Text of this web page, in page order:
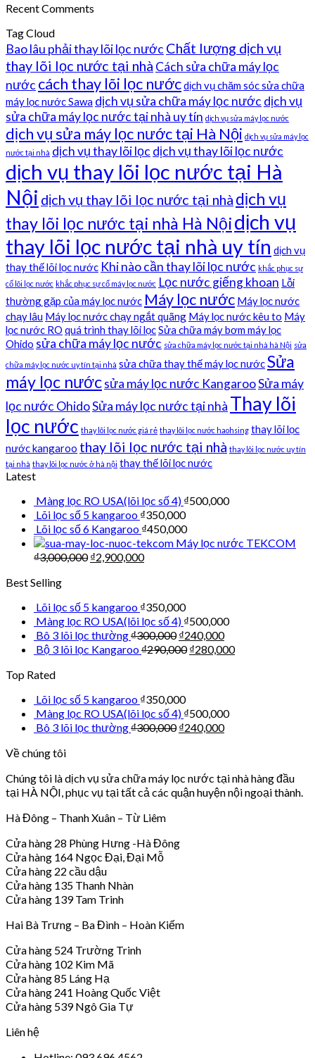
Recent Comments
Tag Cloud
Bao lâu phải thay lõi lọc nước Chất lượng dịch vụ
thay lõi lọc nước tại nhà Cách sửa chữa máy lọc
nước cách thay lõi lọc nướcdịch vụ chăm sóc sửa chữa
máy lọc nước Sawa dịch vụ sửa chữa máy lọc nước dịch vụ
sửa chữa máy lọc nước tại nhà uy tín dịch vụ sửa máy lọc nước
dịch vụ sửa máy lọc nước tại Hà Nội dịch vụ sửa máy lọc
nước tại nhà dịch vụ thay lõi lọc dịch vụ thay lõi lọc nước
dịch vụ thay lõi lọc nước tại Hà
Nội dịch vụ thay lõi lọc nước tại nhà dịch vụ
thay lõi lọc nước tại nhà Hà Nộidịch vụ
thay lõi lọc nước tại nhà uy tín dịch vụ
thay thế lõi lọc nước Khi nào cần thay lõi lọc nước khắc phục sự
cố lõi lọc nước khắc phục sự cố máy lọc nước Lọc nước giếng khoan Lỗi
thường gặp của máy lọc nước Máy lọc nước Máy lọc nước
chạy lâu Máy lọc nước chạy ngắt quãng Máy lọc nước kêu to Máy
lọc nước RO quá trình thay lõi lọcSửa chữa máy bơm máy lọc
Ohido sửa chữa máy lọc nước sửa chữa máy lọc nước tại nhà hà Nội sửa
chữa máy lọc nước uy tín tại nhà sửa chữa thay thế máy lọc nướcSửa
máy lọc nướcsửa máy lọc nước KangarooSửa máy
lọc nước OhidoSửa máy lọc nước tại nhà Thay lõi
lọc nước thay lõi lọc nước giá rẻ thay lõi lọc nước haohsing thay lõi lọc
nước kangaroo thay lõi lọc nước tại nhà thay lõi lọc nước uy tín
tại nhà thay lõi lọc nước ở hà nội thay thế lõi lọc nước
Latest
Màng lọc RO USA(lõi lọc số 4) ₫500,000
Lõi lọc số 5 kangaroo ₫350,000
Lõi lọc số 6 Kangaroo ₫450,000
Máy lọc nước TEKCOM
₫3,000,000 ₫2,900,000
Best Selling
Lõi lọc số 5 kangaroo ₫350,000
Màng lọc RO USA(lõi lọc số 4) ₫500,000
Bô 3 lõi lọc thường₫300,000 ₫240,000
Bộ 3 lõi lọc Kangaroo₫290,000 ₫280,000
Top Rated
Lõi lọc số 5 kangaroo ₫350,000
Màng lọc RO USA(lõi lọc số 4) ₫500,000
Bô 3 lõi lọc thường₫300,000 ₫240,000
Về chúng tôi
Chúng tôi là dịch vụ sửa chữa máy lọc nước tại nhà hàng đầu
tại HÀ NỘI, phục vụ tại tất cả các quận huyện nội ngoại thành.
Hà Đông – Thanh Xuân – Từ Liêm
Cửa hàng 28 Phùng Hưng -Hà Đông
Cửa hàng 164 Ngọc Đại, Đại Mỗ
Cửa hàng 22 cầu dậu
Cửa hàng 135 Thanh Nhàn
Cửa hàng 139 Tam Trinh
Hai Bà Trưng – Ba Đình – Hoàn Kiếm
Cửa hàng 524 Trường Trinh
Cửa hàng 102 Kim Mã
Cửa hàng 85 Láng Hạ
Cửa hàng 241 Hoàng Quốc Việt
Cửa hàng 539 Ngô Gia Tự
Liên hệ